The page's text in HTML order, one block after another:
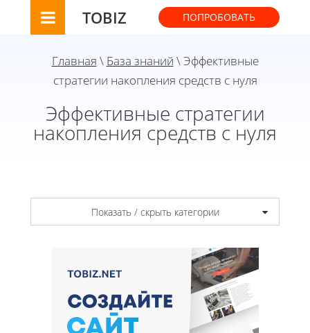
TOBIZ ПОПРОБОВАТЬ
Главная \ База знаний \ Эффективные
стратегии накопления средств с нуля
Эффективные стратегии
накопления средств с нуля
Показать / скрыть категории